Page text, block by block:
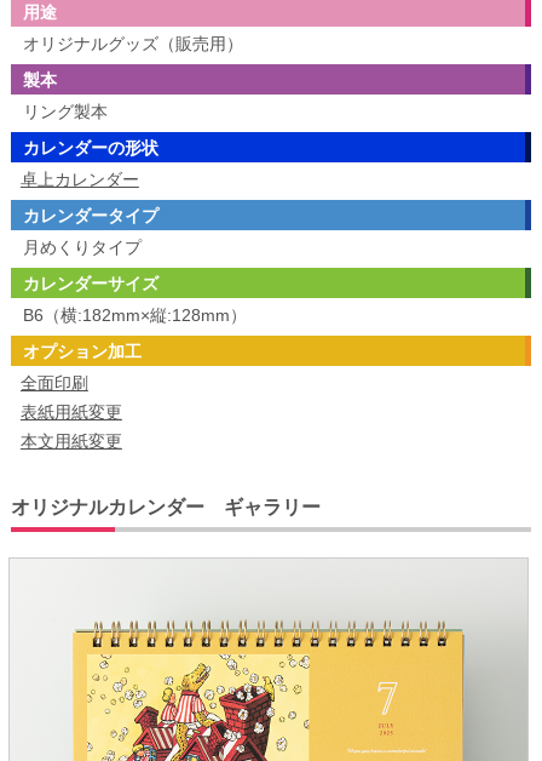
用途
オリジナルグッズ（販売用）
製本
リング製本
カレンダーの形状
卓上カレンダー
カレンダータイプ
月めくりタイプ
カレンダーサイズ
B6（横:182mm×縦:128mm）
オプション加工
全面印刷
表紙用紙変更
本文用紙変更
オリジナルカレンダー ギャラリー